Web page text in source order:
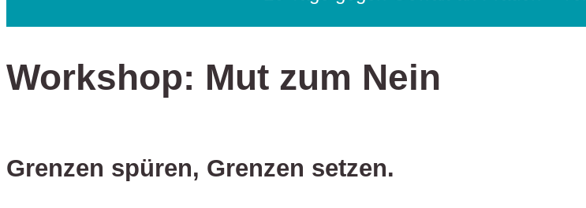
Workshop: Mut zum Nein
Grenzen spüren, Grenzen setzen.